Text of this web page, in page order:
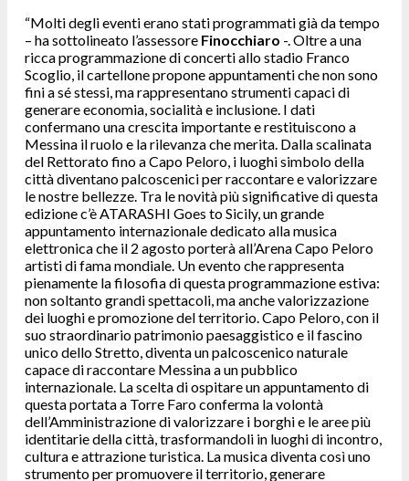
“Molti degli eventi erano stati programmati già da tempo
– ha sottolineato l’assessore Finocchiaro -. Oltre a una
ricca programmazione di concerti allo stadio Franco
Scoglio, il cartellone propone appuntamenti che non sono
fini a sé stessi, ma rappresentano strumenti capaci di
generare economia, socialità e inclusione. I dati
confermano una crescita importante e restituiscono a
Messina il ruolo e la rilevanza che merita. Dalla scalinata
del Rettorato fino a Capo Peloro, i luoghi simbolo della
città diventano palcoscenici per raccontare e valorizzare
le nostre bellezze. Tra le novità più significative di questa
edizione c’è ATARASHI Goes to Sicily, un grande
appuntamento internazionale dedicato alla musica
elettronica che il 2 agosto porterà all’Arena Capo Peloro
artisti di fama mondiale. Un evento che rappresenta
pienamente la filosofia di questa programmazione estiva:
non soltanto grandi spettacoli, ma anche valorizzazione
dei luoghi e promozione del territorio. Capo Peloro, con il
suo straordinario patrimonio paesaggistico e il fascino
unico dello Stretto, diventa un palcoscenico naturale
capace di raccontare Messina a un pubblico
internazionale. La scelta di ospitare un appuntamento di
questa portata a Torre Faro conferma la volontà
dell’Amministrazione di valorizzare i borghi e le aree più
identitarie della città, trasformandoli in luoghi di incontro,
cultura e attrazione turistica. La musica diventa così uno
strumento per promuovere il territorio, generare